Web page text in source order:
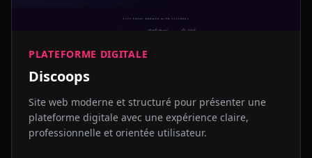
PLATEFORME DIGITALE
Discoops
Site web moderne et structuré pour présenter une
plateforme digitale avec une expérience claire,
professionnelle et orientée utilisateur.